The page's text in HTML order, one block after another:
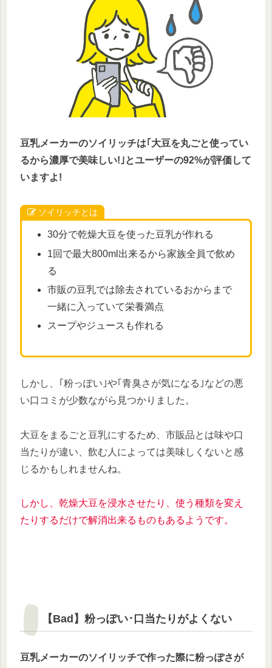
豆乳メーカーのソイリッチは｢大豆を丸ごと使ってい
るから濃厚で美味しい!｣とユーザーの92%が評価して
いますよ!
ソイリッチとは
30分で乾燥大豆を使った豆乳が作れる
1回で最大800ml出来るから家族全員で飲め
る
市販の豆乳では除去されているおからまで
一緒に入っていて栄養満点
スープやジュースも作れる
しかし、｢粉っぽい｣や｢青臭さが気になる｣などの悪
い口コミが少数ながら見つかりました。
大豆をまるごと豆乳にするため、市販品とは味や口
当たりが違い、飲む人によっては美味しくないと感
じるかもしれませんね。
しかし、乾燥大豆を浸水させたり、使う種類を変え
たりするだけで解消出来るものもあるようです。
【Bad】粉っぽい･口当たりがよくない
豆乳メーカーのソイリッチで作った際に粉っぽさが